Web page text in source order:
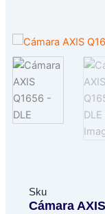
Sku
Cámara